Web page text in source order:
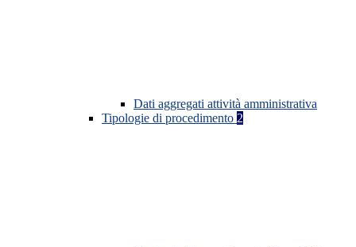
Dati aggregati attività amministrativa
Tipologie di procedimento 2